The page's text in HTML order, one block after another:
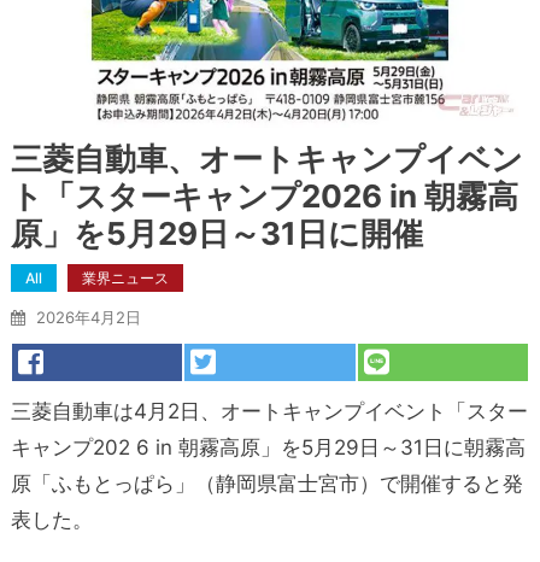
三菱自動車、オートキャンプイベン
ト「スターキャンプ2026 in 朝霧高
原」を5月29日～31日に開催
All 業界ニュース
2026年4月2日
三菱自動車は4月2日、オートキャンプイベント「スター
キャンプ202 6 in 朝霧高原」を5月29日～31日に朝霧高
原「ふもとっぱら」（静岡県富士宮市）で開催すると発
表した。